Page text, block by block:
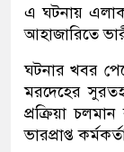
এ ঘটনায়
আহাজারিতে
ঘটনার খবর
মরদেহের
প্রক্রিয়া
ভারপ্রাপ্ত